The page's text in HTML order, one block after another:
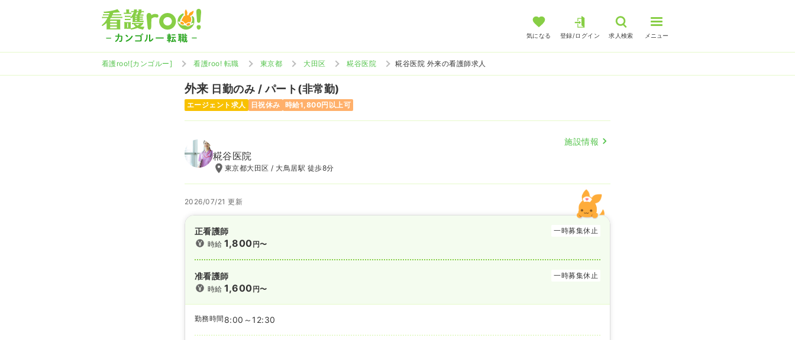
気になる 登録/ログイン 求人検索 メニュー
看護roo![カンゴルー] 看護roo! 転職 東京都 大田区 糀谷医院 糀谷医院 外来の看護師求人
外来 日勤のみ / パート(非常勤)
エージェント求人 日祝休み 時給1,800円以上可
施設情報
糀谷医院
東京都大田区 / 大鳥居駅 徒歩8分
2026/07/21 更新
正看護師
一時募集休止
時給1,800円〜
准看護師
一時募集休止
時給1,600円〜
勤務時間 8:00～12:30